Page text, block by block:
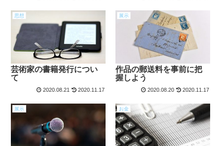
思想
芸術家の書籍発行につい
て
2020.08.21 2020.11.17
展示
作品の郵送料を事前に把
握しよう
2020.08.20 2020.11.17
展示 お金